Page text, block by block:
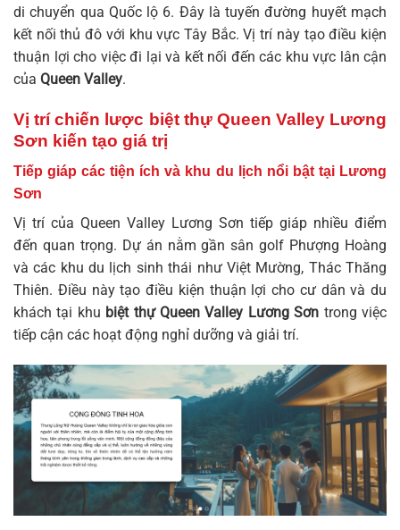
di chuyển qua Quốc lộ 6. Đây là tuyến đường huyết mạch
kết nối thủ đô với khu vực Tây Bắc. Vị trí này tạo điều kiện
thuận lợi cho việc đi lại và kết nối đến các khu vực lân cận
của Queen Valley.
Vị trí chiến lược biệt thự Queen Valley Lương
Sơn kiến tạo giá trị
Tiếp giáp các tiện ích và khu du lịch nổi bật tại Lương
Sơn
Vị trí của Queen Valley Lương Sơn tiếp giáp nhiều điểm
đến quan trọng. Dự án nằm gần sân golf Phượng Hoàng
và các khu du lịch sinh thái như Việt Mường, Thác Thăng
Thiên. Điều này tạo điều kiện thuận lợi cho cư dân và du
khách tại khu biệt thự Queen Valley Lương Sơn trong việc
tiếp cận các hoạt động nghỉ dưỡng và giải trí.